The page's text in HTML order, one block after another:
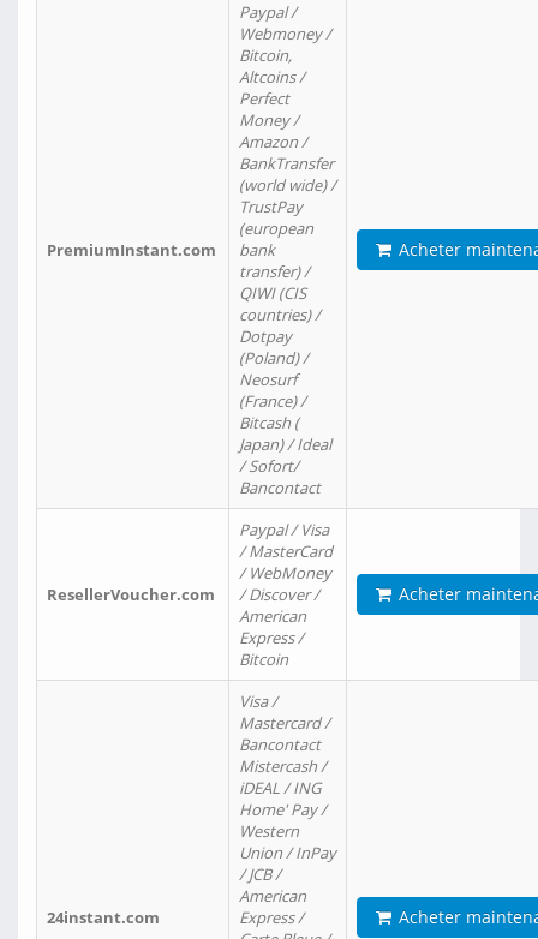
PremiumInstant.com
Paypal /
Webmoney /
Bitcoin,
Altcoins /
Perfect
Money /
Amazon /
BankTransfer
(world wide) /
TrustPay
(european
bank
transfer) /
QIWI (CIS
countries) /
Dotpay
(Poland) /
Neosurf
(France) /
Bitcash (
Japan) / Ideal
/ Sofort/
Bancontact
Acheter
ResellerVoucher.com
Paypal / Visa
/ MasterCard
/ WebMoney
/ Discover /
American
Express /
Bitcoin
Acheter
24instant.com
Visa /
Mastercard /
Bancontact
Mistercash /
iDEAL / ING
Home' Pay /
Western
Union / InPay
/ JCB /
American
Express /
Acheter